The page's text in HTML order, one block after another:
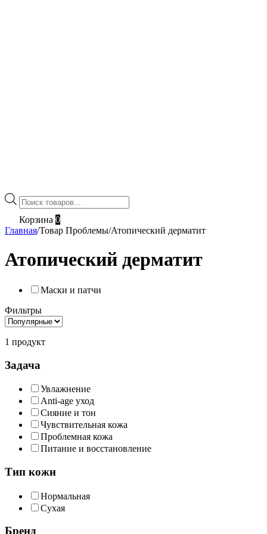
Поиск
товаров
Корзина 0
Главная/Товар Проблемы/Атопический дерматит
Атопический дерматит
Маски и патчи
Фильтры
1 продукт
Задача
Увлажнение
Anti-age уход
Сияние и тон
Чувствительная кожа
Проблемная кожа
Питание и восстановление
Тип кожи
Нормальная
Сухая
Бренд